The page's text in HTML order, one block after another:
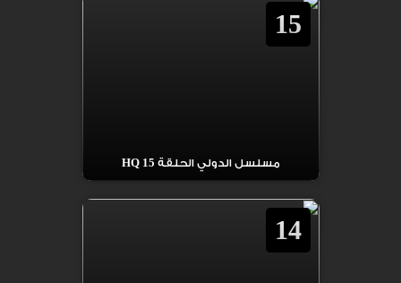
15
مسلسل الدولي الحلقة 15 HQ
14